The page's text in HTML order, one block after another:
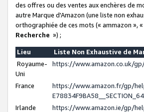
des offres ou des ventes aux enchères de
autre Marque d'Amazon (une liste non
orthographiée de ces mots (« ammazon »,
Recherche ») ;
Lieu
Liste Non Exhaustive de
Royaume-
Uni
https://www.amazon.co.uk/
France
https://www.amazon.fr/gp/
Irlande
https://www.amazon.ie/gp/